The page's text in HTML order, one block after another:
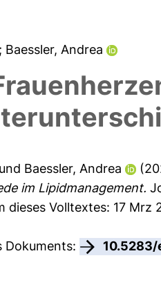
; Baessler, Andrea
und Baessler, Andrea
im Lipidmanagement.
Volltextes: 17 Mrz
Dokuments: